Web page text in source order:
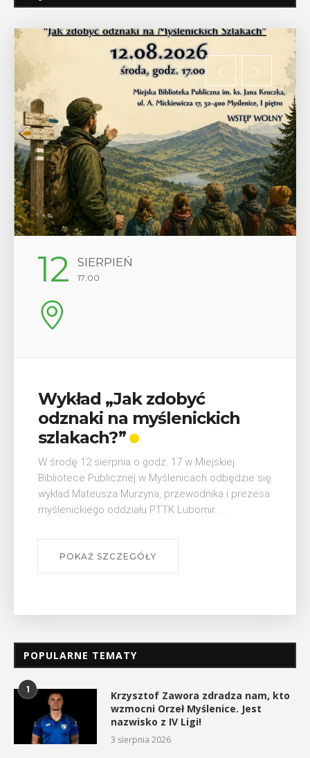
odbędzie się
i prezesa
29
V Turniej Myślimira.
Mieszczanie i
W ostatni weekend wakacji, czyli 29-
Myślenicach odbędzie się piąta
Myślimira. Wydarzenie organizowane
Muzeum Niepodległości w
się na ...
POKAŻ SZCZEGÓŁY
POPULARNE TEMATY
1
Krzysztof Zawora zdradza nam, kto
wzmocni Orzeł Myślenice. Jest
nazwisko z IV Ligi!
3 sierpnia 2026